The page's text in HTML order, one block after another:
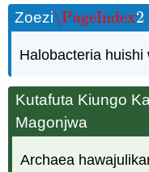
Zoezi\PageIndex2
\PageIndex2
Halobacteria huishi
Kutafuta Kiungo
Magonjwa
Archaea